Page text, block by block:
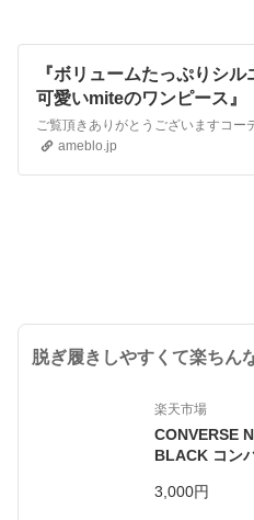
『ボリュームたっぷりシル
可愛いmiteのワンピース』
ameblo.jp
脱ぎ履きしやすくて楽ちん
楽天市場
CONVERSE
BLACK コン
3,000円